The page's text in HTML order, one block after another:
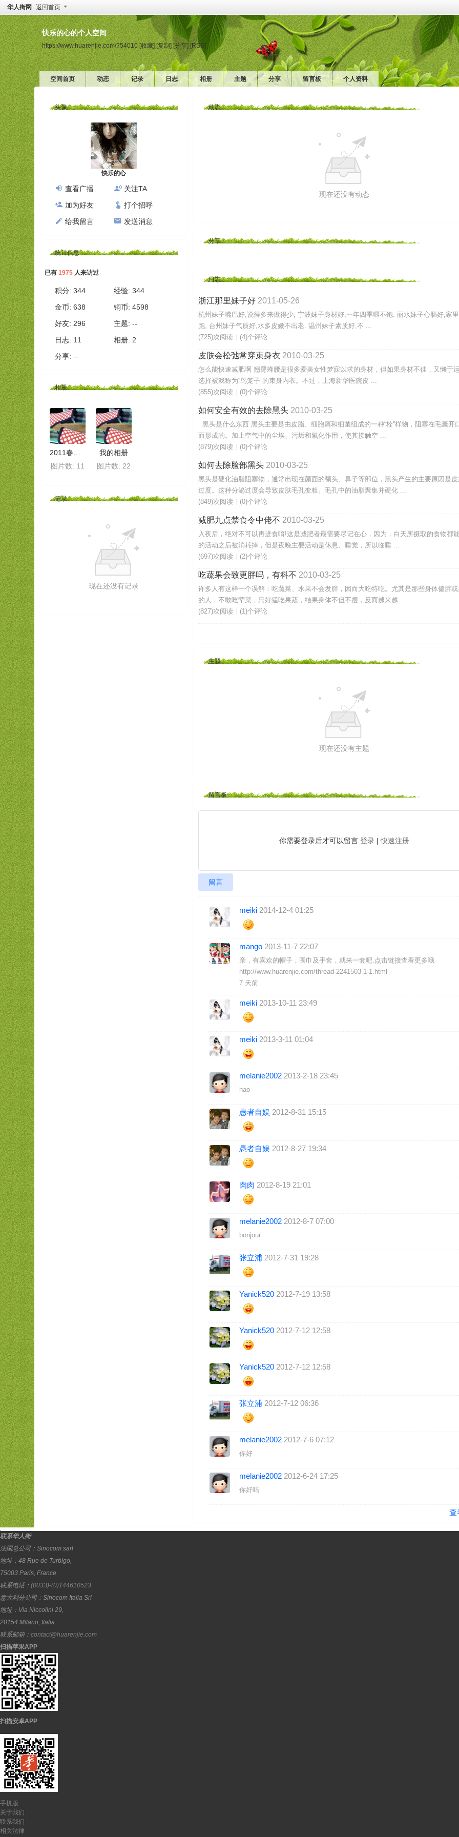
华人街网 返回首页
快乐的心的个人空间
https://www.huarenjie.com/?54010 [收藏] [复制] [分享] [RSS]
空间首页 动态 记录 日志 相册 主题 分享 留言板 个人资料
头像
快乐的心
查看广播
关注TA
加为好友
打个招呼
给我留言
发送消息
统计信息
已有 1975 人来访过
积分: 344 经验: 344
金币: 638 铜币: 4598
好友: 296 主题: --
日志: 11 相册: 2
分享: --
相册
图片数: 11
我的相册
图片数: 22
记录
现在还没有记录
动态
现在还没有动态
分享
日志
浙江那里妹子好 2011-05-26
杭州妹子嘴巴好,说得多来做得少, 宁波妹子身材好,一年四季喂不饱. 丽水妹子心肠好,家
跑, 台州妹子气质好,水多皮嫩不出老. 温州妹子素质好,不 ...
(725)次阅读
(4)个评论
皮肤会松弛常穿束身衣 2010-03-25
怎么能快速减肥啊 翘臀蜂腰是很多爱美女性梦寐以求的身材，但如果身材不佳，又懒于
选择被戏称为“鸟笼子”的束身内衣。不过，上海新华医院皮 ...
(855)次阅读
(0)个评论
如何安全有效的去除黑头 2010-03-25
黑头是什么东西 黑头主要是由皮脂、细胞屑和细菌组成的一种“栓”样物，阻塞在毛囊开
而形成的。加上空气中的尘埃、污垢和氧化作用，使其接触空 ...
(879)次阅读
(0)个评论
如何去除脸部黑头 2010-03-25
黑头是硬化油脂阻塞物，通常出现在颜面的额头、鼻子等部位，黑头产生的主要原因是
过度。这种分泌过度会导致皮肤毛孔变粗。毛孔中的油脂聚集并硬化 ...
(849)次阅读
(0)个评论
减肥九点禁食令中佬不 2010-03-25
入夜后，绝对不可以再进食唷!这是减肥者最需要尽记在心，因为，白天所摄取的食物都
的活动之后被消耗掉，但是夜晚主要活动是休息、睡觉，所以临睡 ...
(697)次阅读
(2)个评论
吃蔬果会致更胖吗，有科不 2010-03-25
许多人有这样一个误解：吃蔬菜、水果不会发胖，因而大吃特吃。尤其是那些身体偏胖
的人，不敢吃荤菜，只好猛吃果蔬，结果身体不但不瘦，反而越来越 ...
(827)次阅读
(1)个评论
主题
现在还没有主题
留言板
你需要登录后才可以留言 登录 |快速注册
留言
meiki 2014-12-4 01:25
mango 2013-11-7 22:07
亲，有喜欢的帽子，围巾及手套，就来一套吧.点击链接查看更多哦
http://www.huarenjie.com/thread-2241503-1-1.html
7 天前
meiki 2013-10-11 23:49
meiki 2013-3-11 01:04
melanie2002 2013-2-18 23:45
hao
愚者自娱 2012-8-31 15:15
愚者自娱 2012-8-27 19:34
肉肉 2012-8-19 21:01
melanie2002 2012-8-7 07:00
bonjour
张立浦 2012-7-31 19:28
Yanick520 2012-7-19 13:58
Yanick520 2012-7-12 12:58
Yanick520 2012-7-12 12:58
张立浦 2012-7-12 06:36
melanie2002 2012-7-6 07:12
你好
melanie2002 2012-6-24 17:25
你好吗
查
联系华人街
法国总公司： Sinocom sarl
地址： 48 Rue de Turbigo,
75003 Paris, France
联系电话： (0033)-(0)144610523
意大利分公司： Sinocom Italia Srl
地址： Via Niccolini 29,
20154 Milano, Italia
联系邮箱： contact@huarenjie.com
扫描苹果APP
扫描安卓APP
手机版
关于我们
联系我们
相关法律